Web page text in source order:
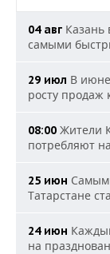
04 авг Казань
самыми
29 июл В
росту продаж
08:00 Жители
потребляют
25 июн
Татарстане
24 июн
на